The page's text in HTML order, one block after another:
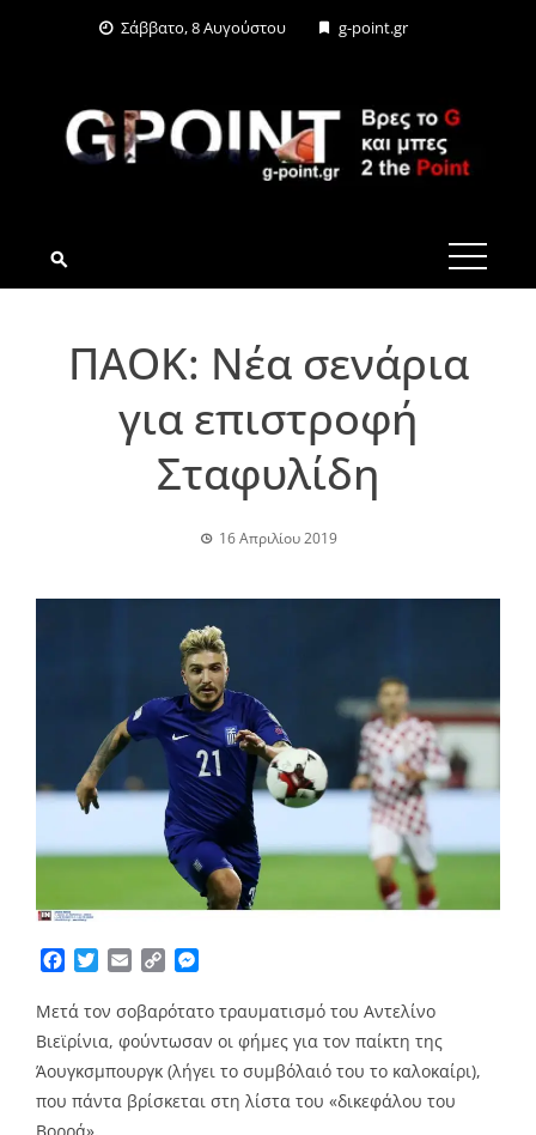
Σάββατο, 8 Αυγούστου g-point.gr
G-POINT.GR
ΠΑΟΚ: Νέα σενάρια
για επιστροφή
Σταφυλίδη
16 Απριλίου 2019
Facebook
TwitterEmailCopy
Μετά τον σοβαρότατο τραυματισμό του Αντελίνο
Βιεϊρίνια, φούντωσαν οι φήμες για τον παίκτη της
Άουγκσμπουργκ (λήγει το συμβόλαιό του το καλοκαίρι),
που πάντα βρίσκεται στη λίστα του «δικεφάλου του